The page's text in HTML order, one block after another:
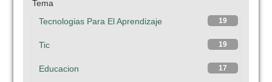
Tema
19
Tecnologias Para El Aprendizaje
19
Tic
17
Educacion